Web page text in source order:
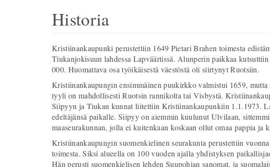
Historia
Kristiinankaupunki perustettiin 1649 Pietari Brahen toimesta
Tiukanjokisuun lahdessa Lapväärtissä. Alunperin paikkaa
000. Huomattava osa työikäisestä väestöstä oli siirtynyt Ruotsiin.
Kristiinankaupungin ensimmäinen puukirkko valmistui 1659,
tyyli on mahdollisesti Ruotsin rannikolta tai Visbystä.
Siipyyn ja Tiukan kunnat liitettiin Kristiinankaupunkiin 1.1.1973.
edeltäjänsä paikalle. Siipyy on aiemmin kuulunut Ulvilaan,
maaseurakunnan, jolla ei kuitenkaan koskaan ollut omaa pappia ja
Kristiinankaupungin suomenkielinen seurakunta perustettiin
toimesta. Siksi alueella on 100 vuoden ajalla yhdistyksen
Hän perusti suomenkielisen lehden Suupohjan sanomat, ja